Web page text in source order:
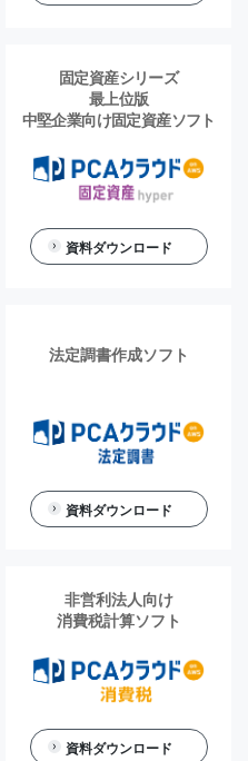
固定資産シリーズ
最上位版
中堅企業向け固定資産ソフト
資料ダウンロード
法定調書作成ソフト
資料ダウンロード
非営利法人向け
消費税計算ソフト
資料ダウンロード